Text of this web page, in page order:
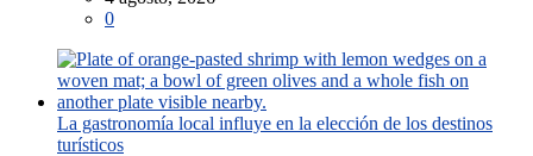
0
La gastronomía local influye en la elección de los destinos
turísticos